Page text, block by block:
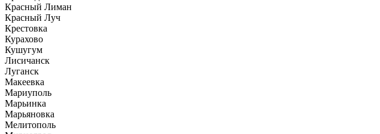
Красный Лиман
Красный Луч
Крестовка
Курахово
Кушугум
Лисичанск
Луганск
Макеевка
Мариуполь
Марьинка
Марьяновка
Мелитополь